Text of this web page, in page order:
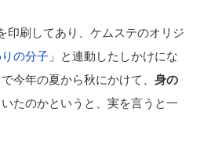
印刷してあり、ケムステのオリジ
の分子 」と連動したしかけにな
今年の夏から秋にかけて、 身の
いたのかというと、実を言うと一